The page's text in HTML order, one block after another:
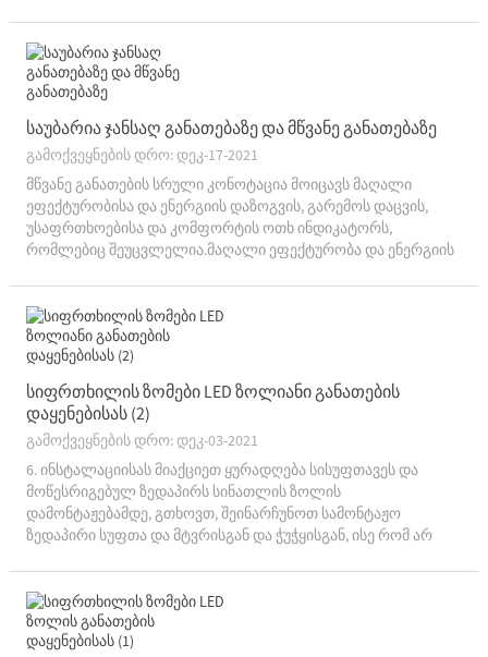
მეტს.ფორვარდის მიხედვით...
საუბარია ჯანსაღ განათებაზე და მწვანე განათებაზე
გამოქვეყნების დრო: დეკ-17-2021
მწვანე განათების სრული კონოტაცია მოიცავს მაღალი
ეფექტურობისა და ენერგიის დაზოგვის, გარემოს დაცვის,
უსაფრთხოებისა და კომფორტის ოთხ ინდიკატორს,
რომლებიც შეუცვლელია.მაღალი ეფექტურობა და ენერგიის
ელექტროენერგიის ნაკლები მოხმარებით, რითაც ნიშნავს...
სიფრთხილის ზომები LED ზოლიანი განათების
დაყენებისას (2)
გამოქვეყნების დრო: დეკ-03-2021
6. ინსტალაციისას მიაქციეთ ყურადღება სისუფთავეს და
მოწესრიგებულ ზედაპირს სინათლის ზოლის
დამონტაჟებამდე, გთხოვთ, შეინარჩუნოთ სამონტაჟო
ზედაპირი სუფთა და მტვრისგან და ჭუჭყისგან, ისე რომ არ
დამონტაჟებისას, გთხოვთ, არ მოიჭრათ გამოშვების
ქაღალდი...